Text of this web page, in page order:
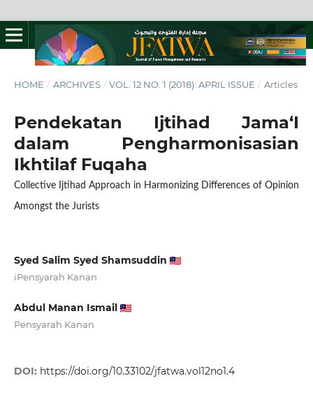
HOME / ARCHIVES / VOL. 12 NO. 1 (2018): APRIL ISSUE / Articles
Pendekatan Ijtihad Jama‘I
dalam Pengharmonisasian
Ikhtilaf Fuqaha
Collective Ijtihad Approach in Harmonizing Differences of Opinion
Amongst the Jurists
Syed Salim Syed Shamsuddin
iPensyarah Kanan
Abdul Manan Ismail
Pensyarah Kanan
DOI: https://doi.org/10.33102/jfatwa.vol12no1.4